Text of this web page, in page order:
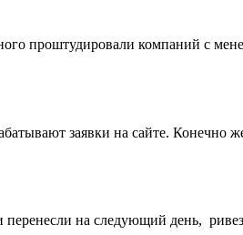
проштудировали компаний с
заявки на сайте.
перенесли на следующий день,